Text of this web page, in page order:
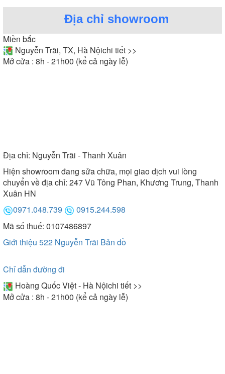
Địa chỉ showroom
Miền bắc
Nguyễn Trãi, TX, Hà Nộichi tiết >>
Mở cửa : 8h - 21h00 (kể cả ngày lễ)
Địa chỉ: Nguyễn Trãi - Thanh Xuân
Hiện showroom đang sửa chữa, mọi giao dịch vui lòng
chuyển về địa chỉ: 247 Vũ Tông Phan, Khương Trung, Thanh
Xuân HN
0971.048.739
0915.244.598
Mã số thuế: 0107486897
Giới thiệu 522 Nguyễn Trãi Bản đồ
Chỉ dẫn đường đi
Hoàng Quốc Việt - Hà Nộichi tiết >>
Mở cửa : 8h - 21h00 (kể cả ngày lễ)